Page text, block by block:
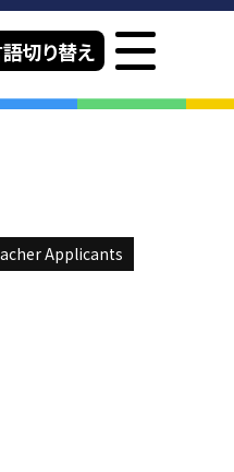
切り替え
Applicants